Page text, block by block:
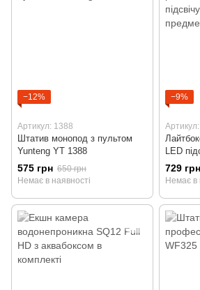
−12%
Артикул: 1388
Штатив монопод з пультом
Yunteng YT 1388
575 грн 650 грн
Немає в наявності
−9%
LED
729 грн
Немає в